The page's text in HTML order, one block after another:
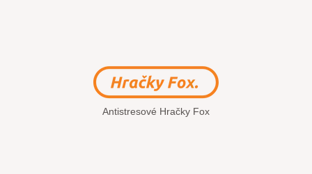
Antistresové Hračky Fox